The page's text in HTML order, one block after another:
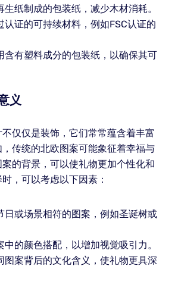
生纸制成的包装纸，减少木材消耗。
认证的可持续材料，例如FSC认证的
含有塑料成分的包装纸，以确保其可
义
仅仅是装饰，它们常常蕴含着丰富
传统的北欧图案可能象征着幸福与
的背景，可以使礼物更加个性化和
，可以考虑以下因素：
日或场景相符的图案，例如圣诞树或
中的颜色搭配，以增加视觉吸引力。
图案背后的文化含义，使礼物更具深